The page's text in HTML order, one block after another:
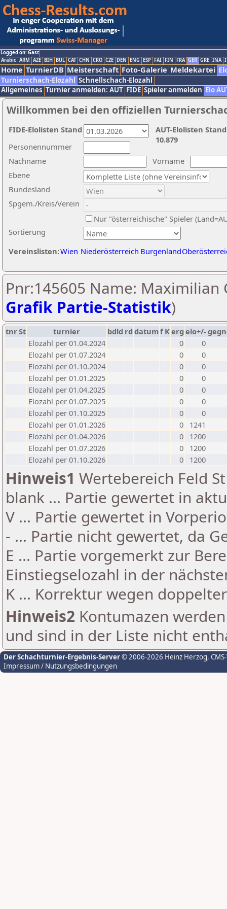
Logged on: Gast
Arabic ARM AZE BIH BUL CAT CHN CRO CZE DEN ENG ESP FAI FIN FRA GER GRE INA
Home TurnierDB Meisterschaft Foto-Galerie Meldekartei
Turnierschach-Elozahl Schnellschach-Elozahl
Allgemeines Turnier anmelden: AUT FIDE Spieler anmelden Elo
Willkommen bei den offiziellen
Nachname
Vorname
Ebene
Sortierung
Personennummer
Bundesland
Spgem./Kreis/Verein
Nur "österreichische" Spieler
Vereinslisten:Wien Niederösterreich Burgenland
AUT-Elolisten
10.879
FIDE-Elolisten Stand
Pnr:145605 Name: Maximilian
Grafik Partie-Statistik)
tnrSt turnier bdld rd datumf Kerg elo+/-
Elozahl per 01.04.2024
0
0
Elozahl per 01.07.2024
0
0
Elozahl per 01.10.2024
0
0
Elozahl per 01.01.2025
0
0
Elozahl per 01.04.2025
0
0
Elozahl per 01.07.2025
0
0
Elozahl per 01.10.2025
0
0
Elozahl per 01.01.2026
0
1241
Elozahl per 01.04.2026
0
1200
Elozahl per 01.07.2026
0
1200
Elozahl per 01.10.2026
0 1200
Hinweis1 Wertebereich Feld
blank ... Partie gewertet in
V ... Partie gewertet in
- ... Partie nicht gewertet, da
E ... Partie vorgemerkt zur
Einstiegselozahl in der
K ... Korrektur wegen
Hinweis2 Kontumazen
und sind in der Liste nicht
Der Schachturnier-Ergebnis-Server© 2006-2026 Heinz Herzog,
Impressum / Nutzungsbedingungen